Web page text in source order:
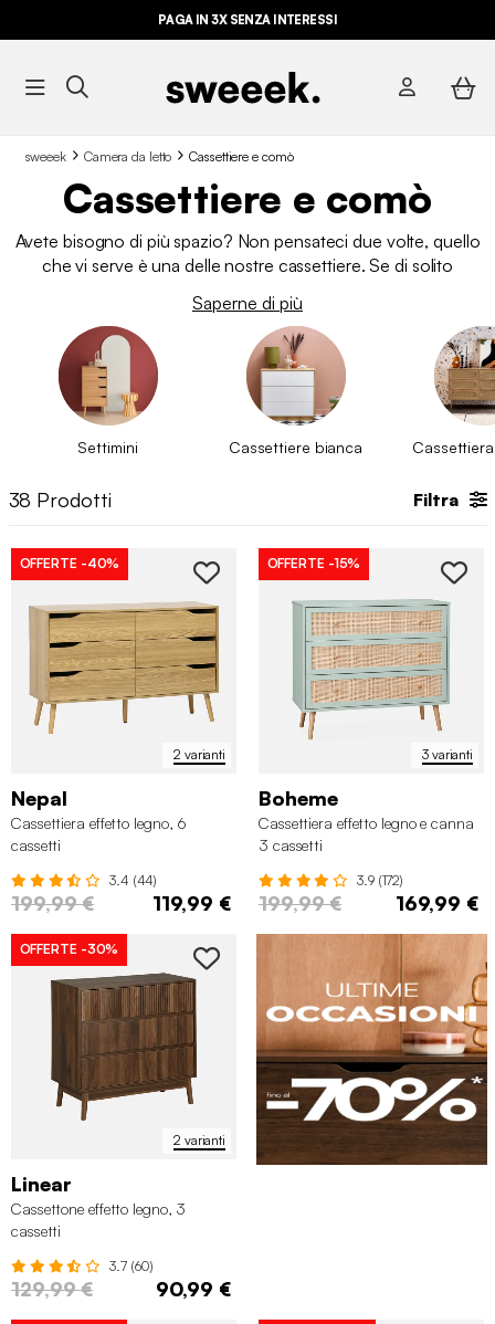
PAGA IN 3X SENZA INTERESSI
sweeek Camera da letto Cassettiere e comò
Cassettiere e comò
Avete bisogno di più spazio? Non pensateci due volte, quello
che vi serve è una delle nostre cassettiere. Se di solito
può essere collocata anche nell'ingresso o nel
soggiorno. In stile nordico, industriale o vintage, da sweeek
offriamocassettiere in diversi stilida abbinare alla vostra
decorazione o ad altri mobili come il comodino o la scrivania.
Non aspettate oltre, date un'occhiata al nostro catalogo di
Saperne di più
Settimini Cassettiere bianca
38 Prodotti Filtra
2 varianti
OFFERTE -40%
Nepal
Cassettiera effetto legno, 6
cassetti
3.4 (44)
199,99 € 119,99 €
3 varianti
OFFERTE -15%
Boheme
Cassettiera effetto legno e canna
3 cassetti
3.9 (172)
199,99 € 169,99 €
2 varianti
OFFERTE -30%
Linear
Cassettone effetto legno, 3
cassetti
3.7 (60)
129,99 € 90,99 €